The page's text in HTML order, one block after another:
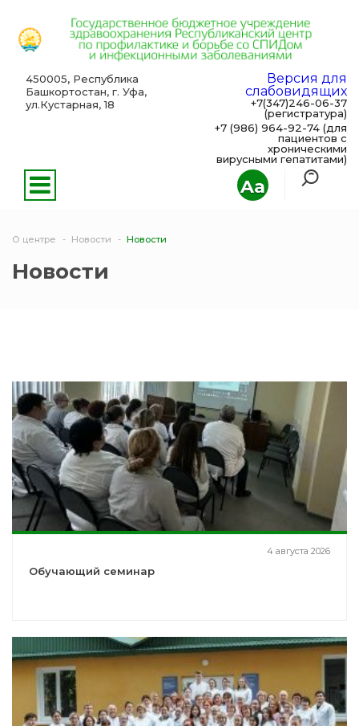
Aa
450005, Республика
Башкортостан, г. Уфа,
ул.Кустарная, 18
Версия для
слабовидящих
+7(347)246-06-37
(регистратура)
+7 (986) 964-92-74 (для
пациентов с
хроническими
вирусными гепатитами)
О центре Новости Новости
Новости
4 августа 2026
Обучающий семинар